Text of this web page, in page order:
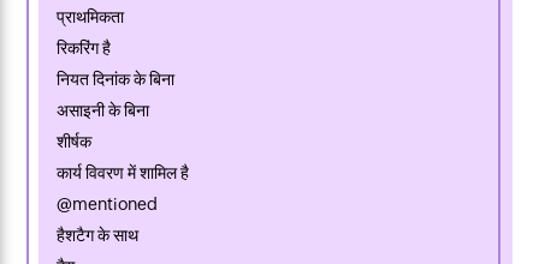
प्राथमिकता
रिकरिंग है
नियत दिनांक के बिना
असाइनी के बिना
शीर्षक
कार्य विवरण में शामिल है
@mentioned
हैशटैग के साथ